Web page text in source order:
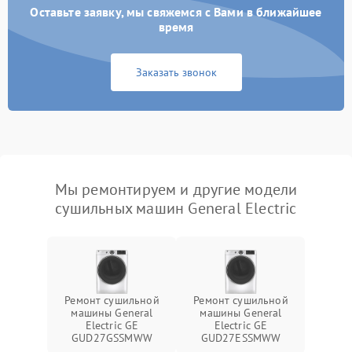
Оставьте заявку, мы свяжемся с Вами в ближайшее
время
Заказать звонок
Мы ремонтируем и другие модели
сушильных машин General Electric
Ремонт сушильной
машины General
Electric GE
GUD27GSSMWW
Ремонт сушильной
машины General
Electric GE
GUD27ESSMWW